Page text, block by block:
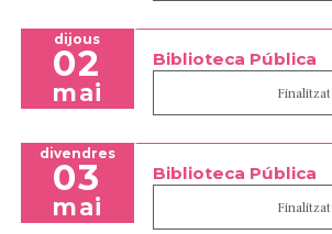
dijous
02
mai
Biblioteca Pública
Finalitzat
divendres
03
mai
Biblioteca Pública
Finalitzat